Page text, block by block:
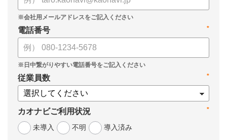
*
電話番号
*
従業員数
*
カオナビご利用状況
未導入
不明 導入済み